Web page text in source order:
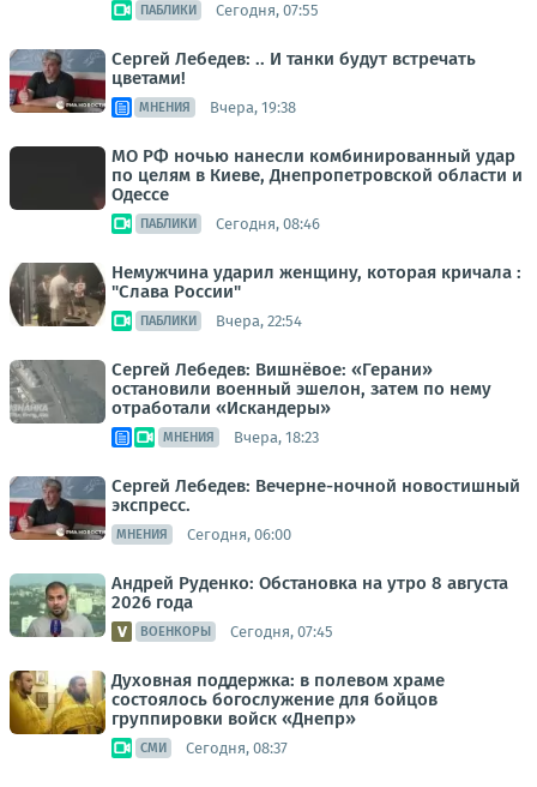
ПАБЛИКИ Сегодня, 07:55
Сергей Лебедев: .. И танки будут встречать
цветами!
МНЕНИЯ Вчера, 19:38
МО РФ ночью нанесли комбинированный удар
по целям в Киеве, Днепропетровской области и
Одессе
ПАБЛИКИ Сегодня, 08:46
Немужчина ударил женщину, которая кричала :
"Слава России"
ПАБЛИКИ Вчера, 22:54
Сергей Лебедев: Вишнёвое: «Герани»
остановили военный эшелон, затем по нему
отработали «Искандеры»
МНЕНИЯ Вчера, 18:23
Сергей Лебедев: Вечерне-ночной новостишный
экспресс.
МНЕНИЯ Сегодня, 06:00
Андрей Руденко: Обстановка на утро 8 августа
2026 года
ВОЕНКОРЫ Сегодня, 07:45
Духовная поддержка: в полевом храме
состоялось богослужение для бойцов
группировки войск «Днепр»
СМИ Сегодня, 08:37